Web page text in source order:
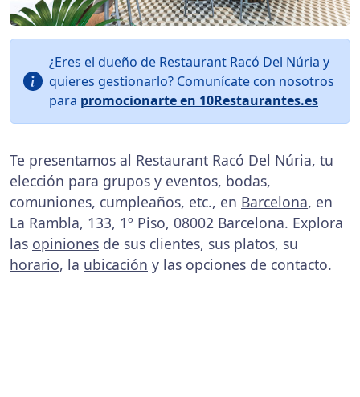
¿Eres el dueño de Restaurant Racó Del Núria y
quieres gestionarlo? Comunícate con nosotros
para promocionarte en 10Restaurantes.es
Te presentamos al Restaurant Racó Del Núria, tu
elección para grupos y eventos, bodas,
comuniones, cumpleaños, etc., en Barcelona, en
La Rambla, 133, 1º Piso, 08002 Barcelona. Explora
las opiniones de sus clientes, sus platos, su
horario, la ubicación y las opciones de contacto.